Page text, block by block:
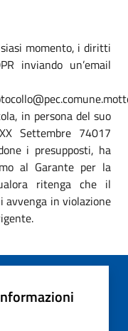
momento, i diritti
inviando un’email
in persona del suo
Settembre 74017
i presupposti, ha
al Garante per la
ritenga che il
in violazione